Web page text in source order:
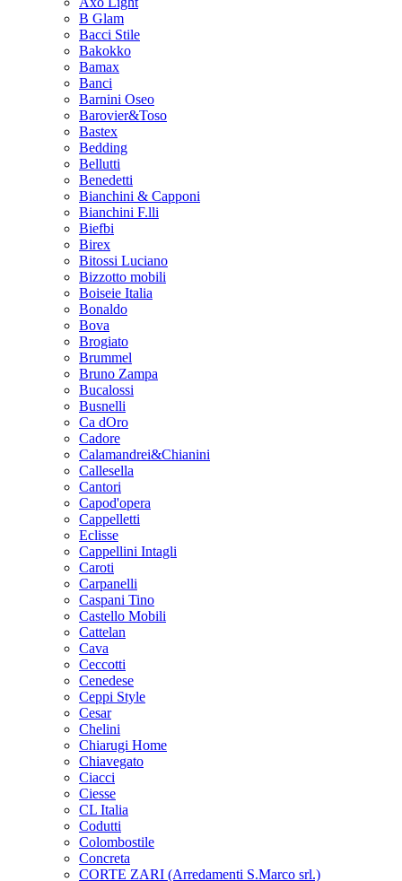
B Glam
Bacci Stile
Bakokko
Bamax
Banci
Barnini Oseo
Barovier&Toso
Bastex
Bedding
Bellutti
Benedetti
Bianchini & Capponi
Bianchini F.lli
Biefbi
Birex
Bitossi Luciano
Bizzotto mobili
Boiseie Italia
Bonaldo
Bova
Brogiato
Brummel
Bruno Zampa
Bucalossi
Busnelli
Ca dOro
Cadore
Calamandrei&Chianini
Callesella
Cantori
Capod'opera
Cappelletti
Eclisse
Cappellini Intagli
Caroti
Carpanelli
Caspani Tino
Castello Mobili
Cattelan
Cava
Ceccotti
Cenedese
Ceppi Style
Cesar
Chelini
Chiarugi Home
Chiavegato
Ciacci
Ciesse
CL Italia
Codutti
Colombostile
Concreta
CORTE ZARI (Arredamenti S.Marco srl.)